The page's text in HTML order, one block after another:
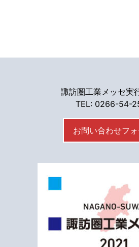
諏訪圏工業メッセ実
TEL: 0266-54-
お問い合わせフ